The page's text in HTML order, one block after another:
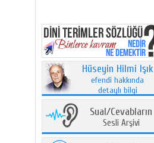
Hüseyin Hilmi Işık
efendi hakkında
detaylı bilgi
Sual/Cevabların
Sesli Arşivi